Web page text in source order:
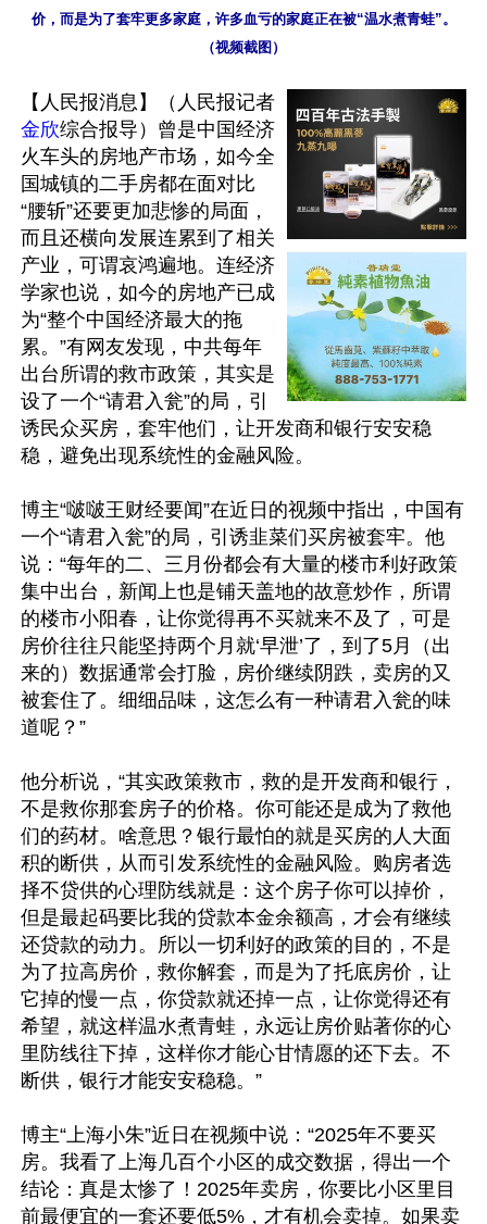
价，而是为了套牢更多家庭，许多血亏的家庭正在被“温水煮青蛙”。
（视频截图）
【人民报消息】（人民报记者
金欣综合报导）曾是中国经济
火车头的房地产市场，如今全
国城镇的二手房都在面对比
“腰斩”还要更加悲惨的局面，
而且还横向发展连累到了相关
产业，可谓哀鸿遍地。连经济
学家也说，如今的房地产已成
为“整个中国经济最大的拖
累。”有网友发现，中共每年
出台所谓的救市政策，其实是
设了一个“请君入瓮”的局，引
诱民众买房，套牢他们，让开发商和银行安安稳
稳，避免出现系统性的金融风险。
博主“啵啵王财经要闻”在近日的视频中指出，中国有
一个“请君入瓮”的局，引诱韭菜们买房被套牢。他
说：“每年的二、三月份都会有大量的楼市利好政策
集中出台，新闻上也是铺天盖地的故意炒作，所谓
的楼市小阳春，让你觉得再不买就来不及了，可是
房价往往只能坚持两个月就‘早泄’了，到了5月（出
来的）数据通常会打脸，房价继续阴跌，卖房的又
被套住了。细细品味，这怎么有一种请君入瓮的味
道呢？”
他分析说，“其实政策救市，救的是开发商和银行，
不是救你那套房子的价格。你可能还是成为了救他
们的药材。啥意思？银行最怕的就是买房的人大面
积的断供，从而引发系统性的金融风险。购房者选
择不贷供的心理防线就是：这个房子你可以掉价，
但是最起码要比我的贷款本金余额高，才会有继续
还贷款的动力。所以一切利好的政策的目的，不是
为了拉高房价，救你解套，而是为了托底房价，让
它掉的慢一点，你贷款就还掉一点，让你觉得还有
希望，就这样温水煮青蛙，永远让房价贴著你的心
里防线往下掉，这样你才能心甘情愿的还下去。不
断供，银行才能安安稳稳。”
博主“上海小朱”近日在视频中说：“2025年不要买
房。我看了上海几百个小区的成交数据，得出一个
结论：真是太惨了！2025年卖房，你要比小区里目
前最便宜的一套还要低5%，才有机会卖掉。如果卖